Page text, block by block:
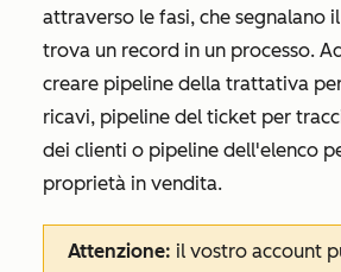
attraverso le fasi, che segnalano
trova un record in un processo.
creare pipeline della trattativa
ricavi, pipeline del ticket per
dei clienti o pipeline dell'elenco
proprietà in vendita.
Attenzione: il vostro account